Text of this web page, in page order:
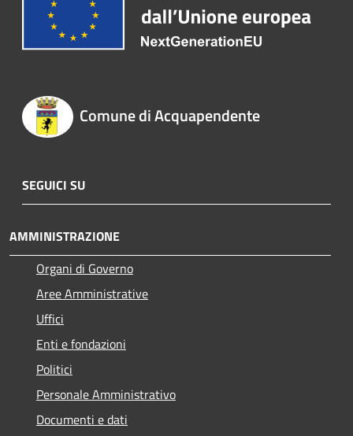
Comune di Acquapendente
SEGUICI SU
AMMINISTRAZIONE
Organi di Governo
Aree Amministrative
Uffici
Enti e fondazioni
Politici
Personale Amministrativo
Documenti e dati